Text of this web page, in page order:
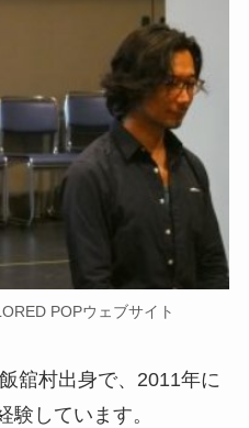
POPウェブサイト
舘村出身で、2011年に
験しています。